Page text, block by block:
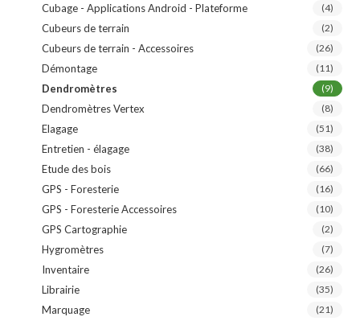
Cubage - Applications Android - Plateforme (4)
Cubeurs de terrain (2)
Cubeurs de terrain - Accessoires (26)
Démontage (11)
Dendromètres (9)
Dendromètres Vertex (8)
Elagage (51)
Entretien - élagage (38)
Etude des bois (66)
GPS - Foresterie (16)
GPS - Foresterie Accessoires (10)
GPS Cartographie (2)
Hygromètres (7)
Inventaire (26)
Librairie (35)
Marquage (21)